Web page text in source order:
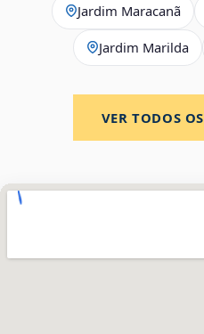
Jardim Maracanã
Jardim Marilda
VER TODOS OS